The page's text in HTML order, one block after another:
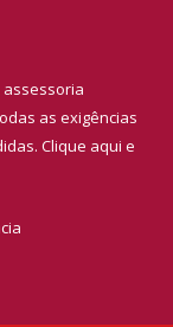
assessoria
as exigências
Clique aqui e